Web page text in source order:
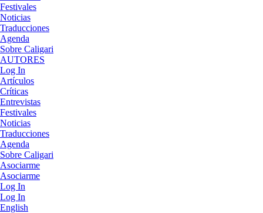
Festivales
Noticias
Traducciones
Agenda
Sobre Caligari
AUTORES
Log In
Artículos
Críticas
Entrevistas
Festivales
Noticias
Traducciones
Agenda
Sobre Caligari
Asociarme
Asociarme
Log In
Log In
English